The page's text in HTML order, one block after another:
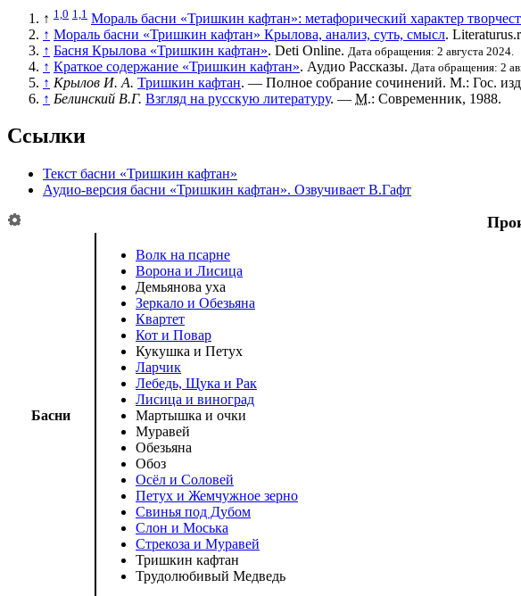
↑ 1,0 1,1 Мораль басни «Тришкин кафтан»: метафорический характер
↑ Мораль басни «Тришкин кафтан» Крылова, анализ, суть, смысл.
↑ Басня Крылова «Тришкин кафтан». Deti Online. Дата обращения: 2 августа 2024.
↑ Краткое содержание «Тришкин кафтан». Аудио Рассказы. Дата обращения: 2
↑ Крылов И. А. Тришкин кафтан. — Полное собрание сочинений. М.: Гос.
↑ Белинский В.Г. Взгляд на русскую литературу. — М.: Современник, 1988.
Ссылки
Текст басни «Тришкин кафтан»
Аудио-версия басни «Тришкин кафтан». Озвучивает В.Гафт
Басни
Волк на псарне
Ворона и Лисица
Демьянова уха
Зеркало и Обезьяна
Квартет
Кот и Повар
Кукушка и Петух
Ларчик
Лебедь, Щука и Рак
Лисица и виноград
Мартышка и очки
Муравей
Обезьяна
Обоз
Осёл и Соловей
Петух и Жемчужное зерно
Свинья под Дубом
Слон и Моська
Стрекоза и Муравей
Тришкин кафтан
Трудолюбивый Медведь